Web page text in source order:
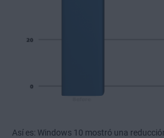
Así es: Windows 10 mostró una